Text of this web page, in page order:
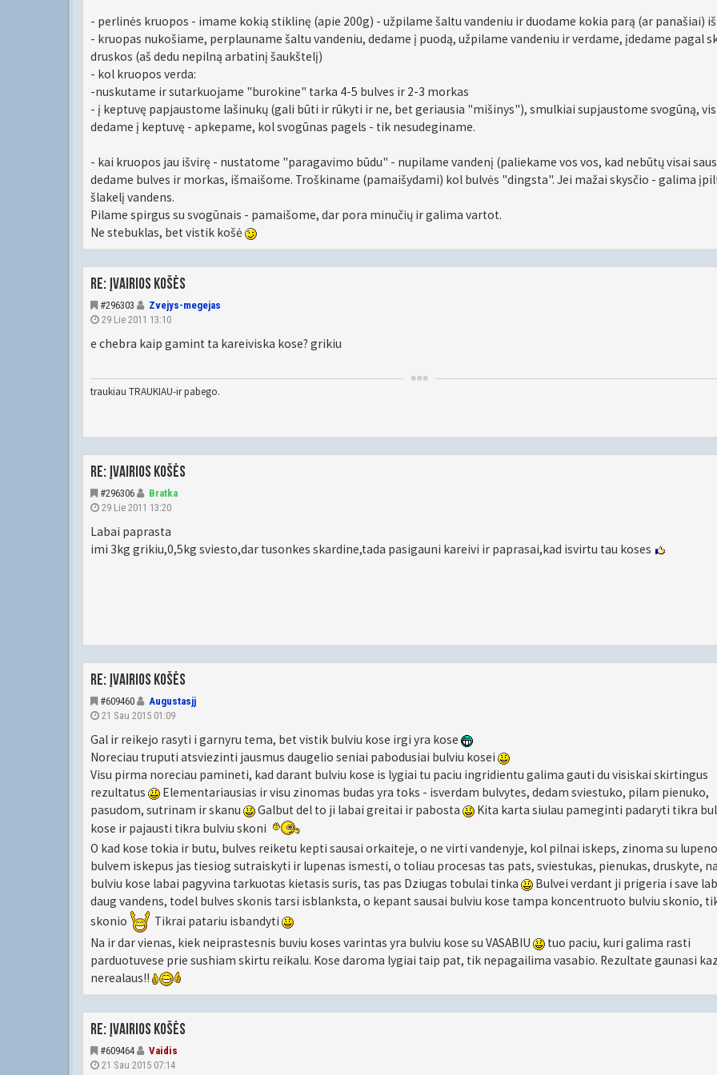
- perlinės kruopos - imame kokią stiklinę (apie 200g) - užpilame šaltu vandeniu ir duodame kokia parą (ar panašiai)
- kruopas nukošiame, perplauname šaltu vandeniu, dedame į puodą, užpilame vandeniu ir verdame, įdedame pagal
druskos (aš dedu nepilną arbatinį šaukštelį)
- kol kruopos verda:
-nuskutame ir sutarkuojame "burokine" tarka 4-5 bulves ir 2-3 morkas
- į keptuvę papjaustome lašinukų (gali būti ir rūkyti ir ne, bet geriausia "mišinys"), smulkiai supjaustome svogūną,
dedame į keptuvę - apkepame, kol svogūnas pagels - tik nesudeginame.
- kai kruopos jau išvirę - nustatome "paragavimo būdu" - nupilame vandenį (paliekame vos vos, kad nebūtų visai
dedame bulves ir morkas, išmaišome. Troškiname (pamaišydami) kol bulvės "dingsta". Jei mažai skysčio - galima
šlakelį vandens.
Pilame spirgus su svogūnais - pamaišome, dar pora minučių ir galima vartot.
Ne stebuklas, bet vistik košė
Re: Įvairios košės
#296303
Zvejys-megejas
29 Lie 2011 13:10
e chebra kaip gamint ta kareiviska kose? grikiu
traukiau TRAUKIAU-ir pabego.
Re: Įvairios košės
#296306
Bratka
29 Lie 2011 13:20
Labai paprasta
imi 3kg grikiu,0,5kg sviesto,dar tusonkes skardine,tada pasigauni kareivi ir paprasai,kad isvirtu tau koses
Re: Įvairios košės
#609460
Augustasjj
21 Sau 2015 01:09
Gal ir reikejo rasyti i garnyru tema, bet vistik bulviu kose irgi yra kose
Noreciau truputi atsviezinti jausmus daugelio seniai pabodusiai bulviu kosei
Visu pirma noreciau pamineti, kad darant bulviu kose is lygiai tu paciu ingridientu galima gauti du visiskai skirtingus
rezultatus
Elementariausias ir visu zinomas budas yra toks - isverdam bulvytes, dedam sviestuko, pilam pienuko,
pasudom, sutrinam ir skanu
Galbut del to ji labai greitai ir pabosta
Kita karta siulau pameginti padaryti tikra
kose ir pajausti tikra bulviu skoni
O kad kose tokia ir butu, bulves reiketu kepti sausai orkaiteje, o ne virti vandenyje, kol pilnai iskeps, zinoma su
bulvem iskepus jas tiesiog sutraiskyti ir lupenas ismesti, o toliau procesas tas pats, sviestukas, pienukas, druskyte,
bulviu kose labai pagyvina tarkuotas kietasis suris, tas pas Dziugas tobulai tinka
Bulvei verdant ji prigeria i save
daug vandens, todel bulves skonis tarsi isblanksta, o kepant sausai bulviu kose tampa koncentruoto bulviu skonio,
skonio
Tikrai patariu isbandyti
Na ir dar vienas, kiek neiprastesnis buviu koses varintas yra bulviu kose su VASABIU
tuo paciu, kuri galima rasti
parduotuvese prie sushiam skirtu reikalu. Kose daroma lygiai taip pat, tik nepagailima vasabio. Rezultate gaunasi
nerealaus!!
Re: Įvairios košės
#609464
Vaidis
21 Sau 2015 07:14